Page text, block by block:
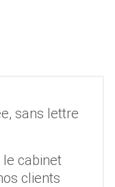
sans lettre
cabinet
clients